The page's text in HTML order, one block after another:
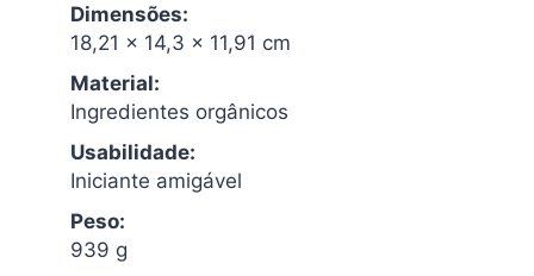
Dimensões:
18,21 x 14,3 x 11,91 cm
Material:
Ingredientes orgânicos
Usabilidade:
Iniciante amigável
Peso:
939 g